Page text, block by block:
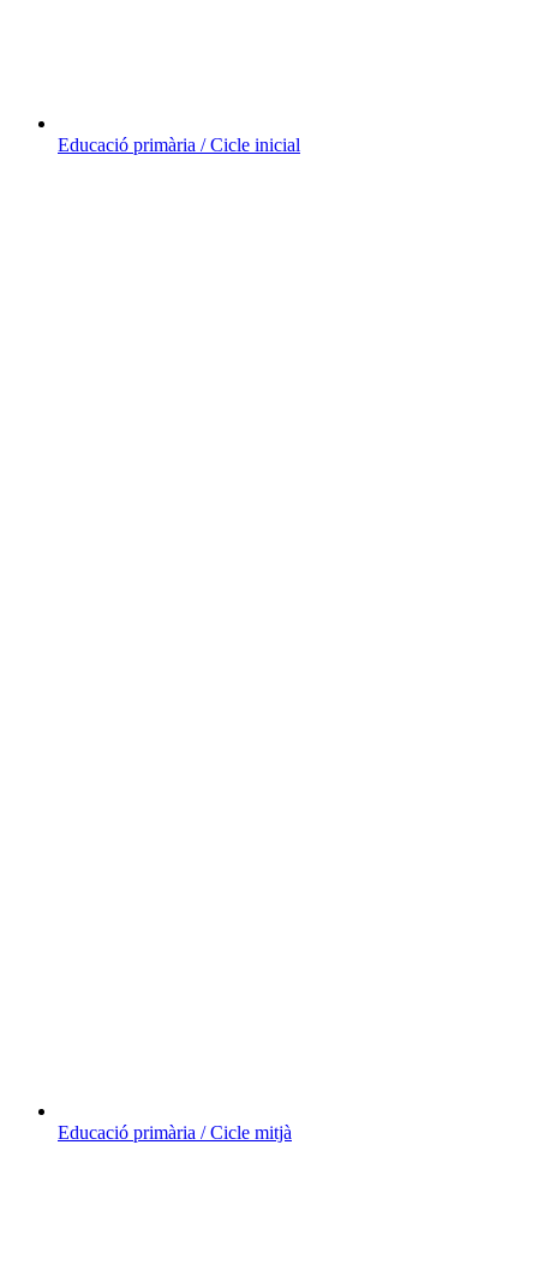
Educació primària / Cicle inicial
Educació primària / Cicle mitjà